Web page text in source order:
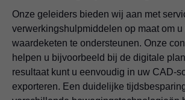
Onze geleiders bieden wij aan met
verwerkingshulpmiddelen op maat om
waardeketen te ondersteunen. Onze
helpen u bijvoorbeeld bij de digitale
resultaat kunt u eenvoudig in uw CAD-
exporteren. Een duidelijke